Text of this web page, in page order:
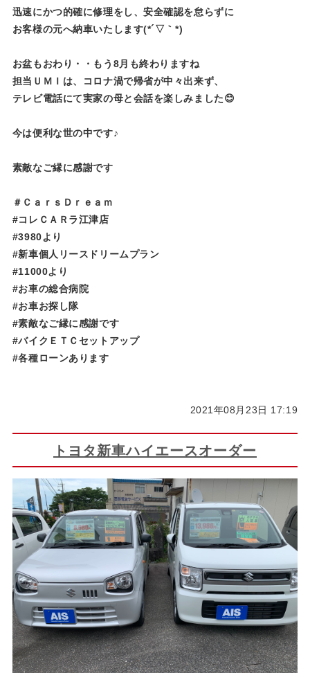
迅速にかつ的確に修理をし、安全確認を怠らずに
お客様の元へ納車いたします(*´▽｀*)
お盆もおわり・・もう8月も終わりますね
担当ＵＭＩは、コロナ渦で帰省が中々出来ず、
テレビ電話にて実家の母と会話を楽しみました😊
今は便利な世の中です♪
素敵なご縁に感謝です
＃ＣａｒｓＤｒｅａｍ
#コレＣＡＲラ江津店
#3980より
#新車個人リースドリームプラン
#11000より
#お車の総合病院
#お車お探し隊
#素敵なご縁に感謝です
#バイクＥＴＣセットアップ
#各種ローンあります
2021年08月23日 17:19
トヨタ新車ハイエースオーダー